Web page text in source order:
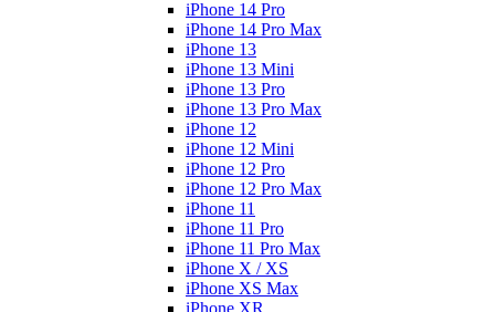
iPhone 14 Pro
iPhone 14 Pro Max
iPhone 13
iPhone 13 Mini
iPhone 13 Pro
iPhone 13 Pro Max
iPhone 12
iPhone 12 Mini
iPhone 12 Pro
iPhone 12 Pro Max
iPhone 11
iPhone 11 Pro
iPhone 11 Pro Max
iPhone X / XS
iPhone XS Max
iPhone XR